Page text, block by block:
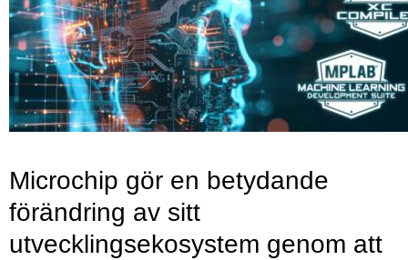
Microchip gör en betydande
förändring av sitt
utvecklingsekosystem genom att